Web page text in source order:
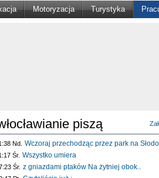
Motoryzacja Turystyka
piszą
Nd. Wczoraj przechodząc przez park na
Śr. Wszystko umiera
Śr. z gniazdami ptaków Na żytniej obok..